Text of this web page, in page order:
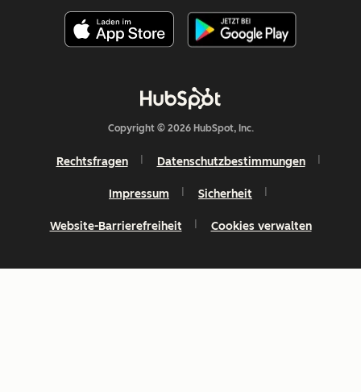
Copyright © 2026 HubSpot, Inc.
Rechtsfragen Datenschutzbestimmungen
Impressum Sicherheit
Website-Barrierefreiheit Cookies verwalten